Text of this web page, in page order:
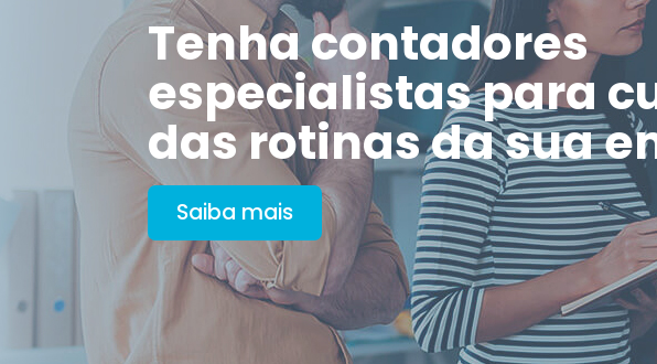
Tenha contadores
especialistas para
das rotinas da sua
Saiba mais